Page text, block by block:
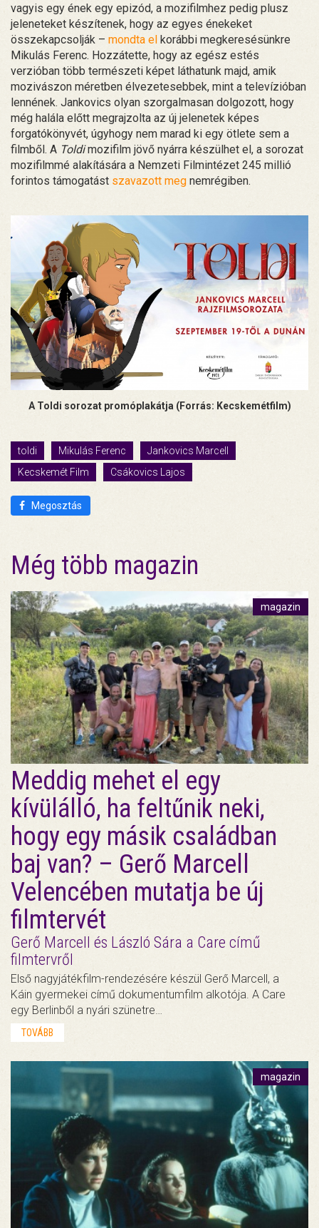
vagyis egy ének egy epizód, a mozifilmhez pedig plusz
jeleneteket készítenek, hogy az egyes énekeket
összekapcsolják – mondta el korábbi megkeresésünkre
Mikulás Ferenc. Hozzátette, hogy az egész estés
verzióban több természeti képet láthatunk majd, amik
mozivászon méretben élvezetesebbek, mint a televízióban
lennének. Jankovics olyan szorgalmasan dolgozott, hogy
még halála előtt megrajzolta az új jelenetek képes
forgatókönyvét, úgyhogy nem marad ki egy ötlete sem a
filmből. A Toldimozifilm jövő nyárra készülhet el, a sorozat
mozifilmmé alakítására a Nemzeti Filmintézet 245 millió
forintos támogatást szavazott meg nemrégiben.
A Toldi sorozat promóplakátja (Forrás: Kecskemétfilm)
toldi Mikulás Ferenc
Jankovics Marcell
Kecskemét Film
Csákovics Lajos
Megosztás
Még több magazin
magazin
Meddig mehet el egy
kívülálló, ha feltűnik neki,
hogy egy másik családban
baj van? – Gerő Marcell
Velencében mutatja be új
filmtervét
Gerő Marcell és László Sára a Care című
filmtervről
Első nagyjátékfilm-rendezésére készül Gerő Marcell, a
Káin gyermekei című dokumentumfilm alkotója. A Care
egy Berlinből a nyári szünetre…
TOVÁBB
magazin